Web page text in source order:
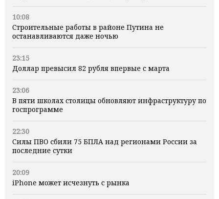
10:08
Строительные работы в районе Путина не
останавливаются даже ночью
23:15
Доллар превысил 82 рубля впервые с марта
23:06
В пяти школах столицы обновляют инфраструктуру по
госпрограмме
22:30
Силы ПВО сбили 75 БПЛА над регионами России за
последние сутки
20:09
iPhone может исчезнуть с рынка